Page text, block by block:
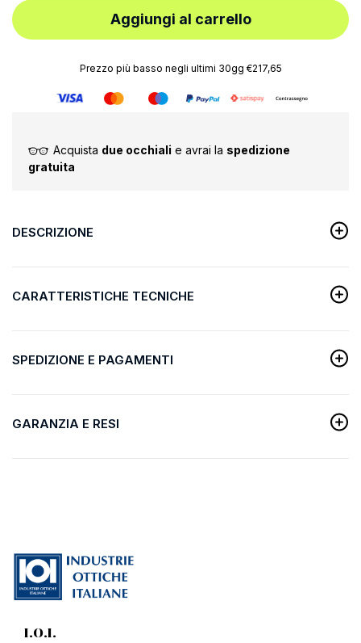
Aggiungi al carrello
Prezzo più basso negli ultimi 30gg €217,65
Acquista due occhiali e avrai la spedizione
gratuita
DESCRIZIONE
CARATTERISTICHE TECNICHE
SPEDIZIONE E PAGAMENTI
GARANZIA E RESI
I.O.I.